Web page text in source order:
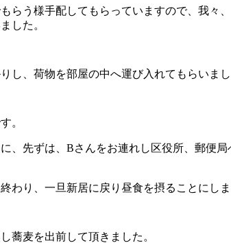
らう様手配してもらっていますので、我
した。
し、荷物を部屋の中へ運び入れてもらいまし
。
、先ずは、Bさんをお連れし区役所、郵便
わり、一旦新居に戻り昼食を摂ることにしま
蕎麦を出前して頂きました。